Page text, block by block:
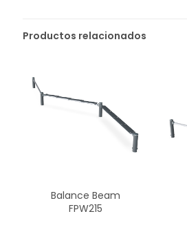
Productos relacionados
Balance Beam
FPW215